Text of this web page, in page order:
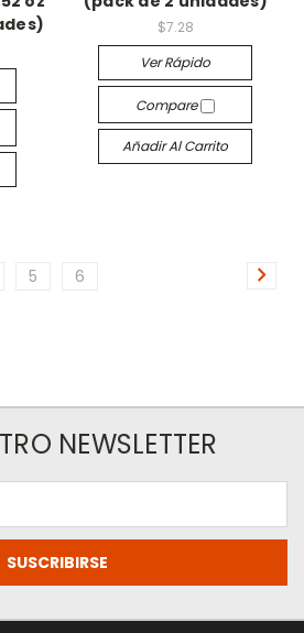
$7.28
Ver Rápido
Compare
Añadir Al Carrito
5 6
NEWSLETTER